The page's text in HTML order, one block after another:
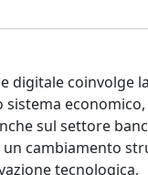
digitale coinvolge
sistema
sul settore
cambiamento
tecnologica,